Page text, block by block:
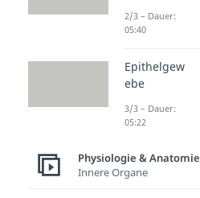
2/3 – Dauer:
05:40
Epithelgew
ebe
3/3 – Dauer:
05:22
Physiologie & Anatomie
Innere Organe